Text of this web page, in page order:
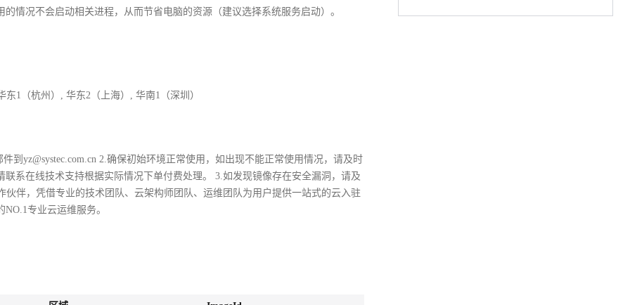
情况不会启动相关进程，从而节省电脑的资源（建议选择系统服务启动）。
1（杭州）, 华东2（上海）, 华南1（深圳）
到yz@systec.com.cn 2.确保初始环境正常使用，如出现不能正常使用情况，请及时
系在线技术支持根据实际情况下单付费处理。 3.如发现镜像存在安全漏洞，请及
伴，凭借专业的技术团队、云架构师团队、运维团队为用户提供一站式的云入驻
专业云运维服务。